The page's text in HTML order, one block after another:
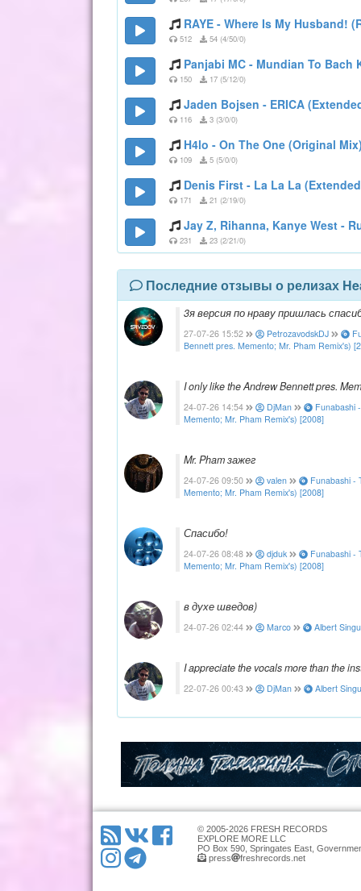
RAYE - Where Is My Husband!
512 54 (4/50/0)
Panjabi MC - Mundian To Bach
150 17 (5/12/0)
Jaden Bojsen - ERICA
116 3 (3/0/0)
H4lo - On The One (Original
109 5 (5/0/0)
Denis First - La La La
171 21 (2/19/0)
Jay Z, Rihanna, Kanye West -
231 23 (2/21/0)
Последние отзывы о релизах
3я версия по нраву пришлась
27-07-26 15:52 PetrozavodskDJ
Bennett pres. Memento; Mr. Pham Remix's)
I only like the Andrew Bennett pres.
24-07-26 14:54 DjMan
Funabashi
Memento; Mr. Pham Remix's) [2008]
Mr. Pham зажег
24-07-26 09:50 valen
Funabashi -
Memento; Mr. Pham Remix's) [2008]
Спасибо!
24-07-26 08:48 djduk
Funabashi -
Memento; Mr. Pham Remix's) [2008]
в духе шведов)
24-07-26 02:44 Marco Albert
I appreciate the vocals more than the
22-07-26 00:43 DjMan Albert
© 2005-2026 FRESH RECORDS
EXPLORE MORE LLC
PO Box 590, Springates East,
press
freshrecords.net